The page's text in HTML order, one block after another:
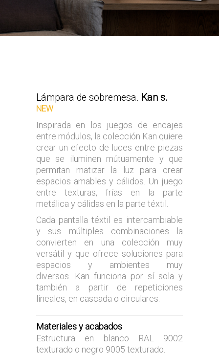
Lámpara de sobremesa. Kan s.
NEW
Inspirada en los juegos de encajes
entre módulos, la colección Kan quiere
crear un efecto de luces entre piezas
que se iluminen mútuamente y que
permitan matizar la luz para crear
espacios amables y cálidos. Un juego
entre texturas, frías en la parte
metálica y cálidas en la parte téxtil.
Cada pantalla téxtil es intercambiable
y sus múltiples combinaciones
la
convierten en una colección muy
versátil y que ofrece soluciones para
espacios y ambientes muy
diversos. Kan funciona por sí sola y
también a partir de repeticiones
lineales, en cascada o circulares.
Materiales y acabados
Estructura en blanco RAL 9002
texturado o negro 9005 texturado.